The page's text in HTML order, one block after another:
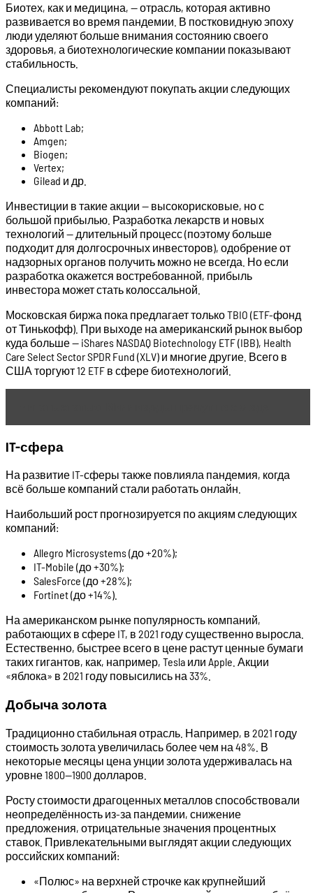
Биотех, как и медицина, — отрасль, которая активно
развивается во время пандемии. В постковидную эпоху
люди уделяют больше внимания состоянию своего
здоровья, а биотехнологические компании показывают
стабильность.
Специалисты рекомендуют покупать акции следующих
компаний:
Abbott Lab;
Amgen;
Biogen;
Vertex;
Gilead и др.
Инвестиции в такие акции — высокорисковые, но с
большой прибылью. Разработка лекарств и новых
технологий — длительный процесс (поэтому больше
подходит для долгосрочных инвесторов), одобрение от
надзорных органов получить можно не всегда. Но если
разработка окажется востребованной, прибыль
инвестора может стать колоссальной.
Московская биржа пока предлагает только TBIO (ETF-фонд
от Тинькофф). При выходе на американский рынок выбор
куда больше — iShares NASDAQ Biotechnology ETF (IBB), Health
Care Select Sector SPDR Fund (XLV) и многие другие. Всего в
США торгуют 12 ETF в сфере биотехнологий.
IT-сфера
На развитие IT-сферы также повлияла пандемия, когда
всё больше компаний стали работать онлайн.
Наибольший рост прогнозируется по акциям следующих
компаний:
Allegro Microsystems (до +20%);
IT-Mobile (до +30%);
SalesForce (до +28%);
Fortinet (до +14%).
На американском рынке популярность компаний,
работающих в сфере IT, в 2021 году существенно выросла.
Естественно, быстрее всего в цене растут ценные бумаги
таких гигантов, как, например, Tesla или Apple. Акции
«яблока» в 2021 году повысились на 33%.
Добыча золота
Традиционно стабильная отрасль. Например, в 2021 году
стоимость золота увеличилась более чем на 48%. В
некоторые месяцы цена унции золота удерживалась на
уровне 1800—1900 долларов.
Росту стоимости драгоценных металлов способствовали
неопределённость из-за пандемии, снижение
предложения, отрицательные значения процентных
ставок. Привлекательными выглядят акции следующих
российских компаний:
«Полюс» на верхней строчке как крупнейший